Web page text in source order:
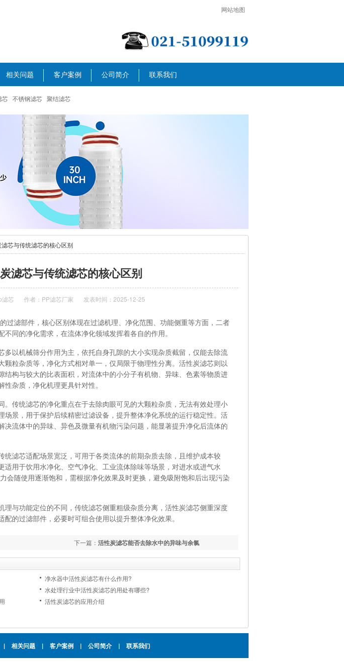
网站地图
相关问题 客户案例 公司简介 联系我们
芯 不锈钢滤芯 聚结滤芯
滤芯与传统滤芯的核心区别
滤芯与传统滤芯的核心区别
滤芯 作者： PP滤芯厂家 发表时间：2025-12-25
过滤部件，核心区别体现在过滤机理、净化范围、功能侧重等方面，二者
同的净化需求，在流体净化领域发挥着各自的作用。
以机械筛分作用为主，依托自身孔隙的大小实现杂质截留，仅能去除流
颗粒杂质等，净化方式相对单一，仅局限于物理性分离。活性炭滤芯则以
结构与较大的比表面积，对流体中的小分子有机物、异味、色素等物质进
杂质，净化机理更具针对性。
传统滤芯的净化重点在于去除肉眼可见的大颗粒杂质，无法有效处理小
场景，用于保护后续精密过滤设备，提升整体净化系统的运行稳定性。活
决流体中的异味、异色及微量有机物污染问题，能显著提升净化后流体的
滤芯适配场景宽泛，可用于各类流体的前期杂质去除，且维护成本较
适用于饮用水净化、空气净化、工业流体除味等场景，对进水或进气水
会随使用逐渐饱和，需根据净化效果及时更换，避免吸附饱和后出现污染
与功能定位的不同，传统滤芯侧重粗级杂质分离，活性炭滤芯侧重深度
的过滤部件，必要时可组合使用以提升整体净化效果。
下一篇： 活性炭滤芯能否去除水中的异味与余氯
净水器中活性炭滤芯有什么作用?
水处理行业中活性炭滤芯的用处有哪些?
活性炭滤芯的应用介绍
| 相关问题 | 客户案例 | 公司简介 | 联系我们